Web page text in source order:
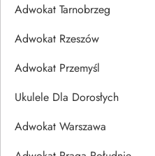
Adwokat Tarnobrzeg
Adwokat Rzeszów
Adwokat Przemyśl
Ukulele Dla Dorosłych
Adwokat Warszawa